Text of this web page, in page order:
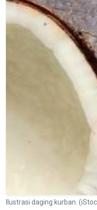
Ilustrasi daging kurban.